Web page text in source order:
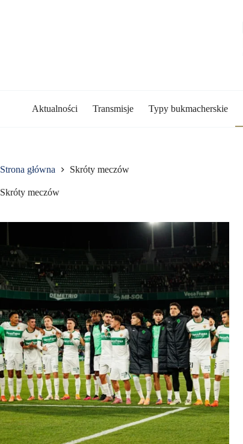
Aktualności Transmisje Typy bukmacherskie
Strona główna Skróty meczów
Skróty meczów